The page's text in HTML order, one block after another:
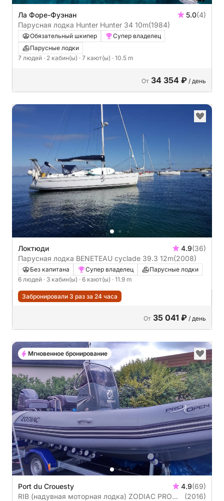
Ла Форе-Фуэнан 5.0(4)
Парусная лодка Hunter Hunter 34 10m(1984)
Обязательный шкипер
Супер владелец
Парусные лодки
7 людей · 2 кабин(ы) · 7 кают(ы) · 10.5 m
От 34 354 ₽ / день
Локтюди 4.9(36)
Парусная лодка BENETEAU cyclade 39.3 12m(2008)
Без капитана Супер владелец
Парусные лодки
6 людей · 3 кабин(ы) · 6 кают(ы) · 11.9 m
Забронировали 3 раз за 24 часа
От 35 041 ₽ / день
Port du Crouesty 4.9(69)
RIB (надувная моторная лодка) ZODIAC PRO
(2016)
Мгновенное бронирование